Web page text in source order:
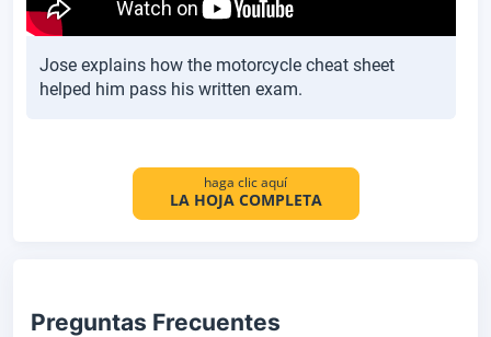
Jose explains how the motorcycle cheat sheet
helped him pass his written exam.
haga clic aquí
LA HOJA COMPLETA
Preguntas Frecuentes